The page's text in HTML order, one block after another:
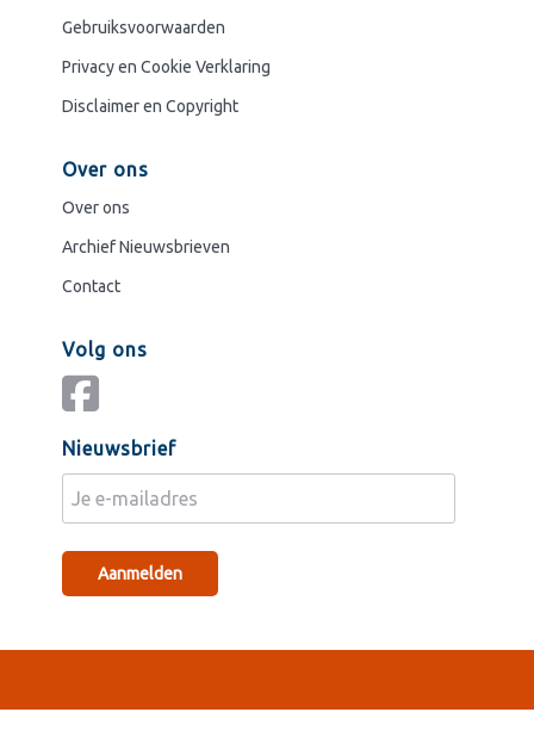
Gebruiksvoorwaarden
Privacy en Cookie Verklaring
Disclaimer en Copyright
Over ons
Over ons
Archief Nieuwsbrieven
Contact
Volg ons
Nieuwsbrief